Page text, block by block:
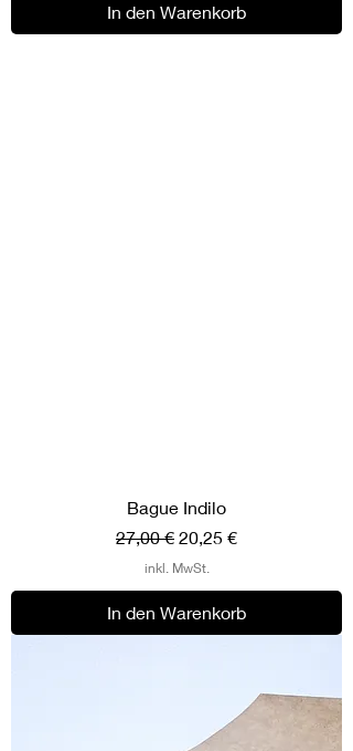
In den Warenkorb
Bague Indilo
Standardpreis
27,00 € Sale-Preis
20,25 €
inkl. MwSt.
In den Warenkorb